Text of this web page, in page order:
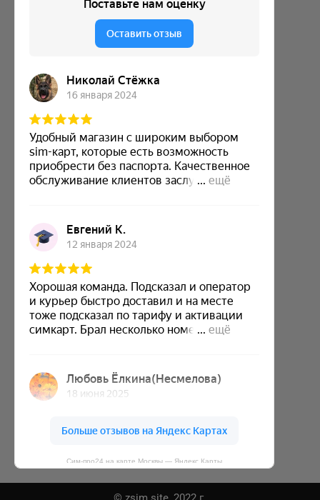
Сим-про24 на карте Москвы — Яндекс Карты